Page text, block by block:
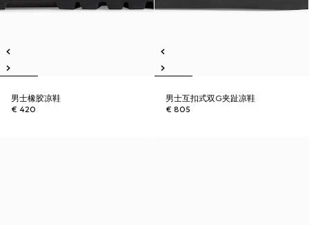
男士橡胶凉鞋
€ 420
男士互扣式双G夹趾凉鞋
€ 805